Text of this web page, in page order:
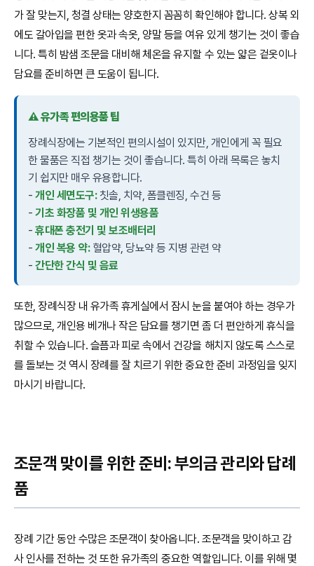
가 잘 맞는지, 청결 상태는 양호한지 꼼꼼히 확인해야 합니다. 상복 외
에도 갈아입을 편한 옷과 속옷, 양말 등을 여유 있게 챙기는 것이 좋습
니다. 특히 밤샘 조문을 대비해 체온을 유지할 수 있는 얇은 겉옷이나
담요를 준비하면 큰 도움이 됩니다.
⚠️ 유가족 편의용품 팁
장례식장에는 기본적인 편의시설이 있지만, 개인에게 꼭 필요
한 물품은 직접 챙기는 것이 좋습니다. 특히 아래 목록은 놓치
기 쉽지만 매우 유용합니다.
-개인 세면도구:칫솔, 치약, 폼클렌징, 수건 등
-기초 화장품 및 개인 위생용품
-휴대폰 충전기 및 보조배터리
-개인 복용 약:혈압약, 당뇨약 등 지병 관련 약
-간단한 간식 및 음료
또한, 장례식장 내 유가족 휴게실에서 잠시 눈을 붙여야 하는 경우가
많으므로, 개인용 베개나 작은 담요를 챙기면 좀 더 편안하게 휴식을
취할 수 있습니다. 슬픔과 피로 속에서 건강을 해치지 않도록 스스로
를 돌보는 것 역시 장례를 잘 치르기 위한 중요한 준비 과정임을 잊지
마시기 바랍니다.
조문객 맞이를 위한 준비: 부의금 관리와 답례
품
장례 기간 동안 수많은 조문객이 찾아옵니다. 조문객을 맞이하고 감
사 인사를 전하는 것 또한 유가족의 중요한 역할입니다. 이를 위해 몇